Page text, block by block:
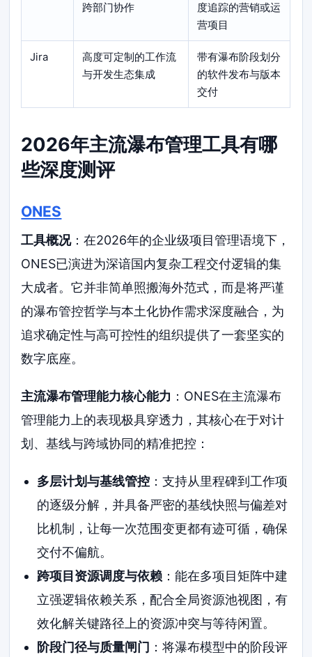
跨部门协作
度追踪的营销或运
营项目
Jira
高度可定制的工作流
与开发生态集成
带有瀑布阶段划分
的软件发布与版本
交付
2026年主流瀑布管理工具有哪
些深度测评
ONES
工具概况：在2026年的企业级项目管理语境下，
ONES已演进为深谙国内复杂工程交付逻辑的集
大成者。它并非简单照搬海外范式，而是将严谨
的瀑布管控哲学与本土化协作需求深度融合，为
追求确定性与高可控性的组织提供了一套坚实的
数字底座。
主流瀑布管理能力核心能力 ：ONES在主流瀑布
管理能力上的表现极具穿透力，其核心在于对计
划、基线与跨域协同的精准把控：
多层计划与基线管控：支持从里程碑到工作项
的逐级分解，并具备严密的基线快照与偏差对
比机制，让每一次范围变更都有迹可循，确保
交付不偏航。
跨项目资源调度与依赖：能在多项目矩阵中建
立强逻辑依赖关系，配合全局资源池视图，有
效化解关键路径上的资源冲突与等待闲置。
阶段门径与质量闸门 ：将瀑布模型中的阶段评